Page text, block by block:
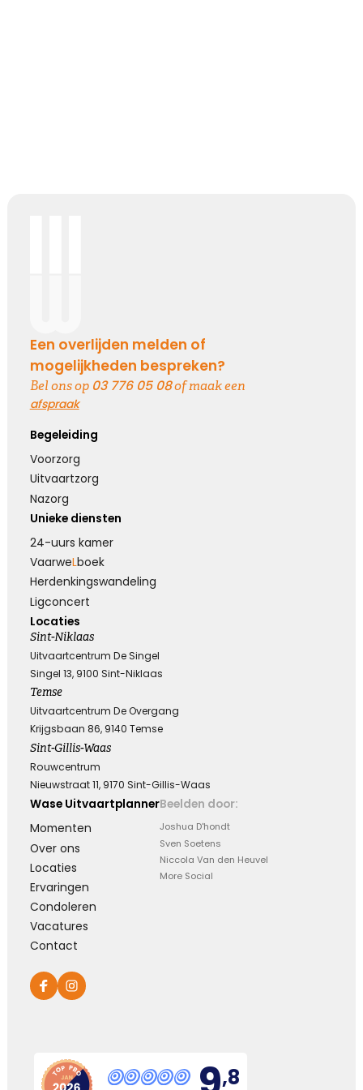
Kies dit gedicht
Terugdenken met sterkte
Je denkt terug aan hoe het was
Met een glimlach en een traan
Dat het leven gewoon doorgaat
Veel sterkte gewenst ...
Kies dit gedicht
Het grote gemis
Hoe verdrietig
Dat diegene die zo dierbaar was
Er niet meer is
Kies dit gedicht
Blijvende herinneringen
De foto’s, de herinneringen, de liefde in je hart, ze
zullen blijven.
Veel sterkte ...
Een overlijden melden of
mogelijkheden bespreken?
Bel ons op 03 776 05 08of maak een
afspraak
Begeleiding
Voorzorg
Uitvaartzorg
Nazorg
Unieke diensten
24-uurs kamer
VaarweLboek
Herdenkings­wandeling
Ligconcert
Locaties
Sint-Niklaas
Uitvaartcentrum De Singel
Singel 13, 9100 Sint-Niklaas
Temse
Uitvaartcentrum De Overgang
Krijgsbaan 86, 9140 Temse
Sint-Gillis-Waas
Rouwcentrum
Nieuwstraat 11, 9170 Sint-Gillis-Waas
Wase Uitvaartplanner
Momenten
Over ons
Locaties
Ervaringen
Condoleren
Vacatures
Contact
Beelden door:
Joshua D'hondt
Sven Soetens
Niccola Van den Heuvel
More Social
,8